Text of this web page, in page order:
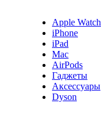
Apple Watch
iPhone
iPad
Mac
AirPods
Гаджеты
Аксессуары
Dyson